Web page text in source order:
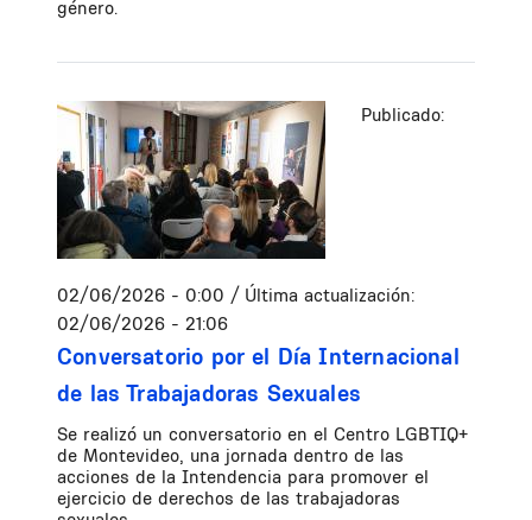
género.
Publicado:
02/06/2026 - 0:00 / Última actualización:
02/06/2026 - 21:06
Conversatorio por el Día Internacional
de las Trabajadoras Sexuales
Se realizó un conversatorio en el Centro LGBTIQ+
de Montevideo, una jornada dentro de las
acciones de la Intendencia para promover el
ejercicio de derechos de las trabajadoras